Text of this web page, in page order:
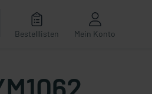
Bestelllisten Mein Konto